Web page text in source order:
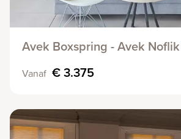
Avek Boxspring - Avek
Vanaf € 3.375